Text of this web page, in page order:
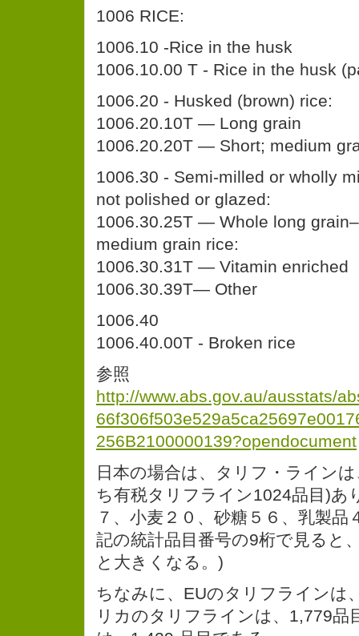
1006 RICE:
1006.10 -Rice in the husk
1006.10.00 T - Rice in the husk
1006.20 - Husked (brown) rice:
1006.20.10T — Long grain
1006.20.20T — Short; medium
1006.30 - Semi-milled or wholly
not polished or glazed:
1006.30.25T — Whole long
medium grain rice:
1006.30.31T — Vitamin enriched
1006.30.39T— Other
1006.40
1006.40.00T - Broken rice
参照
http://www.abs.gov.au/ausstats/
256B2100000139?opendocument
日本の場合は、タリフ・ライン
ち有税タリフライン1024品目)あ
７、小麦２０、砂糖５６、乳製
記の統計品目番号の9桁で見ると
と大きくなる。)
ちなみに、EUのタリフラインは
リカのタリフラインは、1,779品